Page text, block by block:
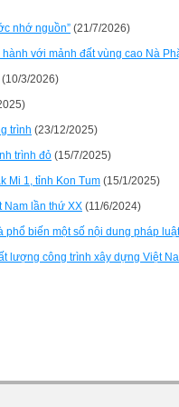
nhớ nguồn” (21/7/2026)
với mảnh đất vùng cao Nà
(10/3/2026)
trình (23/12/2025)
trình đỏ (15/7/2025)
Mi 1, tỉnh Kon Tum (15/1/2025)
Nam lần thứ XX (11/6/2024)
biến một số nội dung pháp
lượng công trình xây dựng Việt